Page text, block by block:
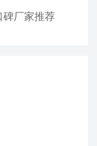
碑厂家推荐​